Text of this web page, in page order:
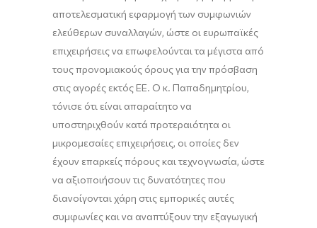
αποτελεσματική εφαρμογή των συμφωνιών
ελεύθερων συναλλαγών, ώστε οι ευρωπαϊκές
επιχειρήσεις να επωφελούνται τα μέγιστα από
τους προνομιακούς όρους για την πρόσβαση
στις αγορές εκτός ΕΕ. Ο κ. Παπαδημητρίου,
τόνισε ότι είναι απαραίτητο να
υποστηριχθούν κατά προτεραιότητα οι
μικρομεσαίες επιχειρήσεις, οι οποίες δεν
έχουν επαρκείς πόρους και τεχνογνωσία, ώστε
να αξιοποιήσουν τις δυνατότητες που
διανοίγονται χάρη στις εμπορικές αυτές
συμφωνίες και να αναπτύξουν την εξαγωγική